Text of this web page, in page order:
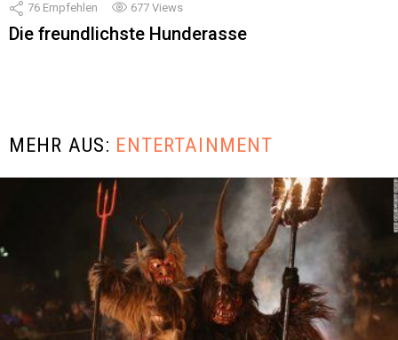
76 Empfehlen 677 Views
Die freundlichste Hunderasse
MEHR AUS: ENTERTAINMENT